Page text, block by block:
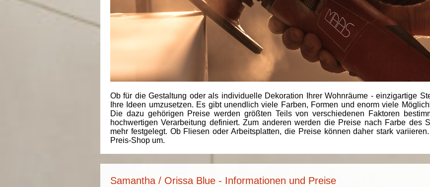
Ob für die Gestaltung oder als individuelle Dekoration Ihrer Wohnräume - einzigartige
Ihre Ideen umzusetzen. Es gibt unendlich viele Farben, Formen und enorm viele
Die dazu gehörigen Preise werden größten Teils von verschiedenen Faktoren
hochwertigen Verarbeitung definiert. Zum anderen werden die Preise nach Farbe des
mehr festgelegt. Ob Fliesen oder Arbeitsplatten, die Preise können daher stark
Preis-Shop um.
Samantha / Orissa Blue - Informationen und Preise